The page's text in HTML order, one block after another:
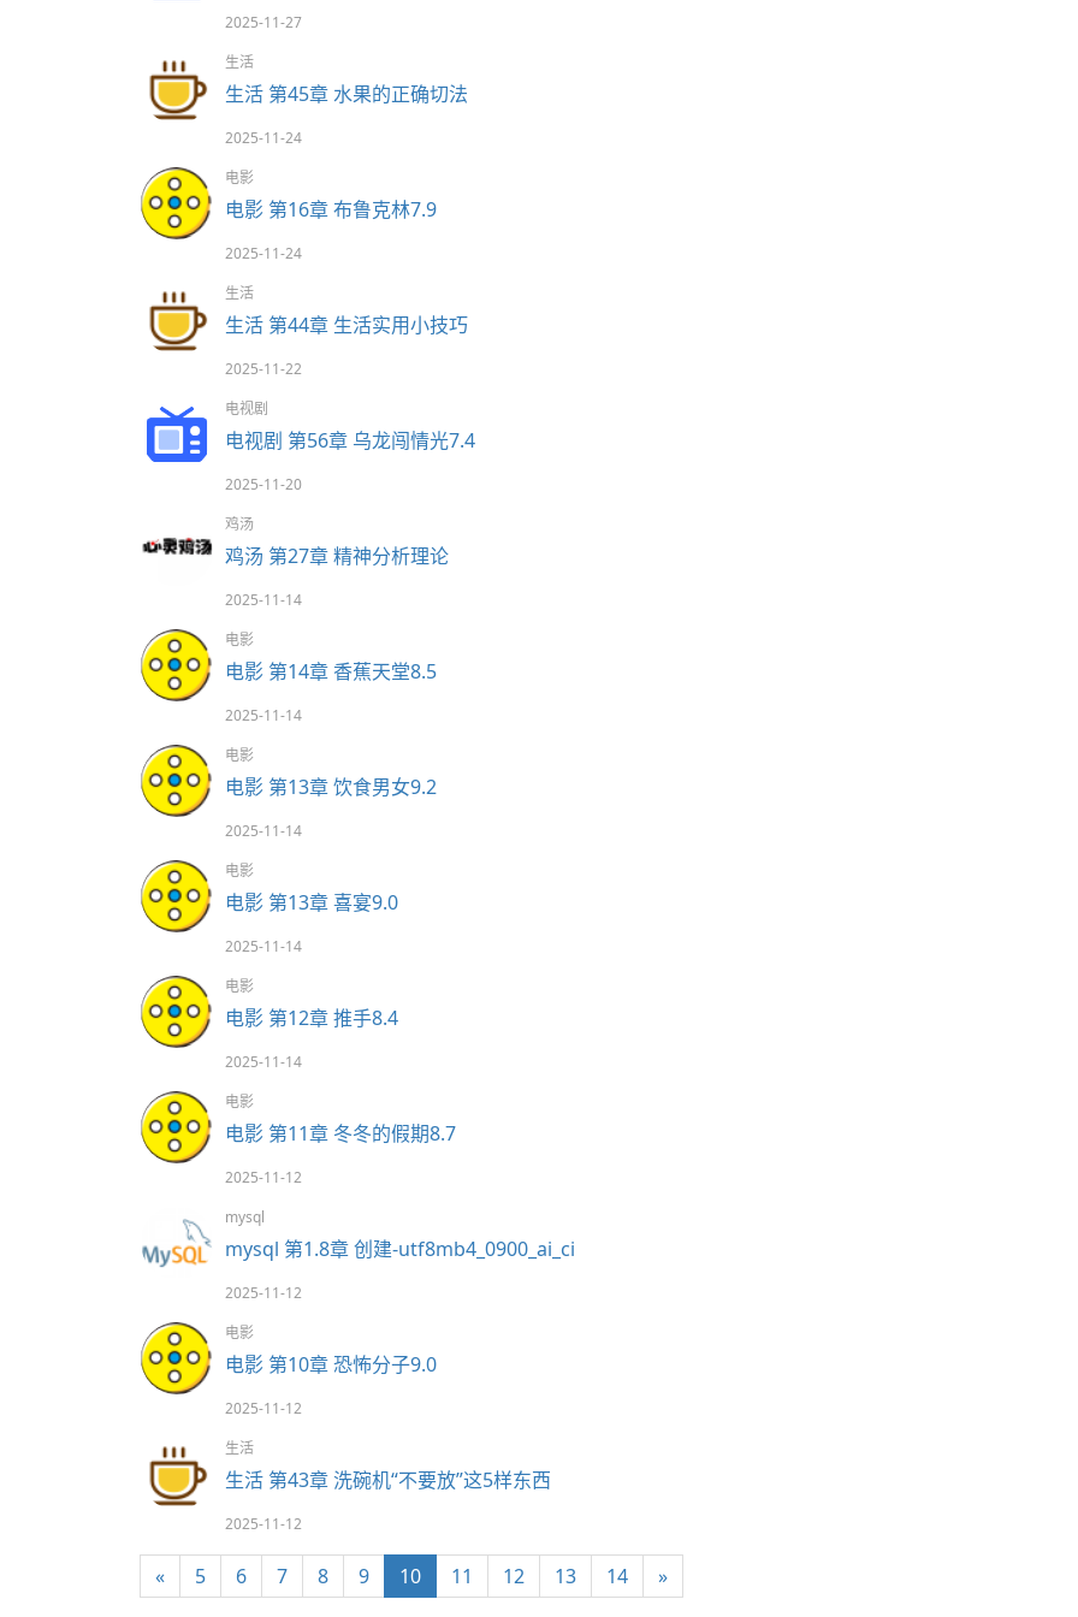
2025-11-27
生活
生活 第45章 水果的正确切法
2025-11-24
电影
电影 第16章 布鲁克林7.9
2025-11-24
生活
生活 第44章 生活实用小技巧
2025-11-22
电视剧
电视剧 第56章 乌龙闯情光7.4
2025-11-20
鸡汤
鸡汤 第27章 精神分析理论
2025-11-14
电影
电影 第14章 香蕉天堂8.5
2025-11-14
电影
电影 第13章 饮食男女9.2
2025-11-14
电影
电影 第13章 喜宴9.0
2025-11-14
电影
电影 第12章 推手8.4
2025-11-14
电影
电影 第11章 冬冬的假期8.7
2025-11-12
mysql
mysql 第1.8章 创建-utf8mb4_0900_ai_ci
2025-11-12
电影
电影 第10章 恐怖分子9.0
2025-11-12
生活
生活 第43章 洗碗机“不要放”这5样东西
2025-11-12
« 5 6 7 8 9 10 11 12 13 14 »